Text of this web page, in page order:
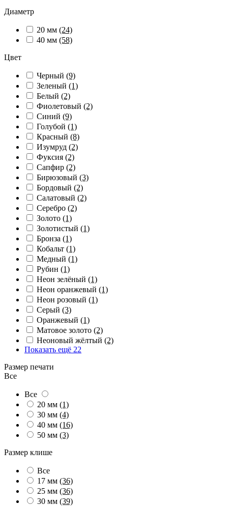
Диаметр
20 мм (24)
40 мм (58)
Цвет
Черный (9)
Зеленый (1)
Белый (2)
Фиолетовый (2)
Синий (9)
Голубой (1)
Красный (8)
Изумруд (2)
Фуксия (2)
Сапфир (2)
Бирюзовый (3)
Бордовый (2)
Салатовый (2)
Серебро (2)
Золото (1)
Золотистый (1)
Бронза (1)
Кобальт (1)
Медный (1)
Рубин (1)
Неон зелёный (1)
Неон оранжевый (1)
Неон розовый (1)
Серый (3)
Оранжевый (1)
Матовое золото (2)
Неоновый жёлтый (2)
Показать ещё 22
Размер печати
Все
Все
20 мм (1)
30 мм (4)
40 мм (16)
50 мм (3)
Размер клише
Все
17 мм (36)
25 мм (36)
30 мм (39)